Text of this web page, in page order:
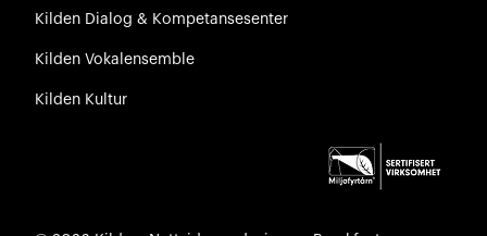
Kilden Dialog & Kompetansesenter
Kilden Vokalensemble
Kilden Kultur